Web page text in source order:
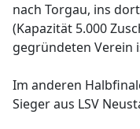
nach Torgau, ins
(Kapazität 5.000
gegründeten Verein
Im anderen
Sieger aus LSV